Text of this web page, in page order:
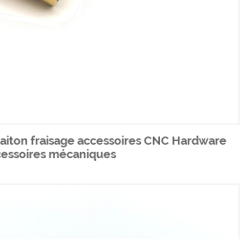
fraisage accessoires CNC Hardware
mécaniques